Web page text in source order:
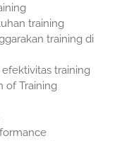
training
training di
training
of Training